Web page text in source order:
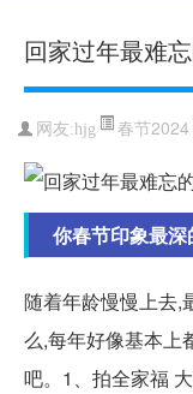
回家过年最难
网友:hjg 春节2024
你春节印象最
随着年龄慢慢上去,
么,每年好像基本上
吧。1、拍全家福